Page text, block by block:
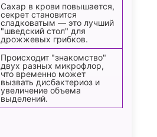
Сахар в крови повышается,
секрет становится
сладковатым — это лучший
"шведский стол" для
дрожжевых грибков.
Происходит "знакомство"
двух разных микрофлор,
что временно может
вызвать дисбактериоз и
увеличение объема
выделений.